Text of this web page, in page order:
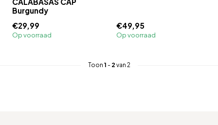
Burgundy
€29,99
Op voorraad
€49,95
Op voorraad
Toon 1 - 2 van 2